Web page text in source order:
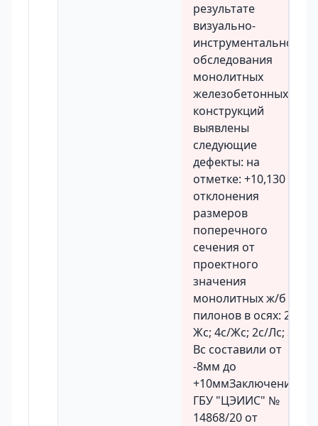
результате
визуально-
инструментального
обследования
монолитных
железобетонных
конструкций
выявлены
следующие
дефекты: на
отметке: +10,130
отклонения
размеров
поперечного
сечения от
проектного
значения
монолитных ж/б
пилонов в осях: 2с/
Жс; 4с/Жс; 2с/Лс; 3с/
Вс составили от
-8мм до
+10ммЗаключение
ГБУ "ЦЭИИС" №
14868/20 от